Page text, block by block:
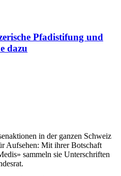
Pfadistifung und
dazu
in der ganzen Schweiz
Aufsehen: Mit ihrer Botschaft
sammeln sie Unterschriften